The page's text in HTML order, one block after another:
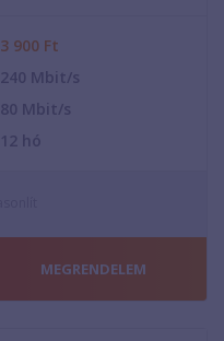
3 900 Ft
240 Mbit/s
80 Mbit/s
12 hó
MEGRENDELEM